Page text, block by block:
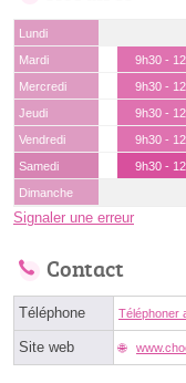
Lundi
Mardi
9h30 -
Mercredi
9h30 -
Jeudi
9h30 -
Vendredi
9h30 -
Samedi
9h30 -
Dimanche
Signaler une erreur
Contact
Téléphone Téléphoner
Site web